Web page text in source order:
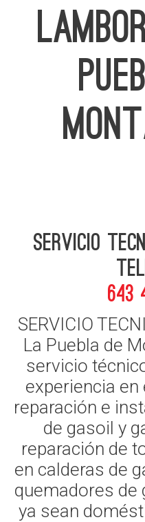
Servicio
643
SERVICIO
La Puebla de
servicio
experiencia
reparación e
de gasoil y
reparación de
en calderas de
quemadores de
ya sean